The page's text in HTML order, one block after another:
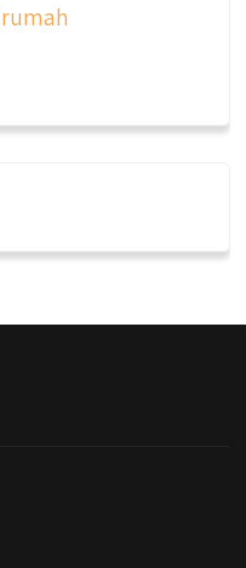
kira gimana ya